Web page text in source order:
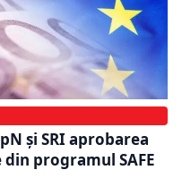
și SRI aprobarea
programul SAFE